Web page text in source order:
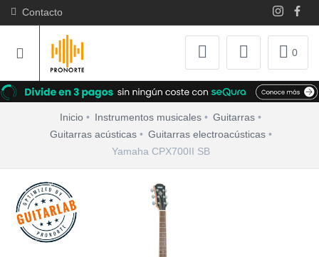
Contacto
0
Inicio Instrumentos musicales
Guitarras
Guitarras acústicas
Guitarras electroacústicas
Yamaha CPX700II SB